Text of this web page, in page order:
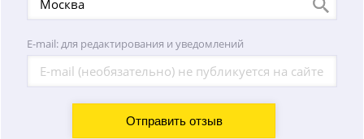
E-mail: для редактирования и уведомлений